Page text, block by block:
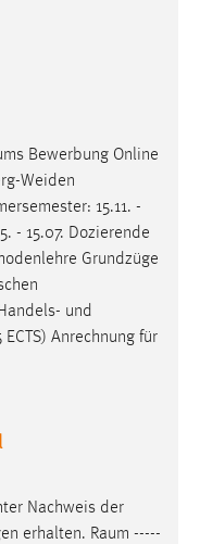
Bewerbung Online
Weiden
15.11. -
- 15.07. Dozierende
Grundzüge
und
Anrechnung für
Nachweis der
erhalten. Raum -----
anonym.
verstehen, wie
nutzen.